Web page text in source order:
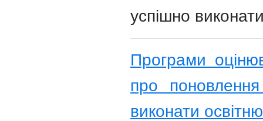
успішно
Програми
про
виконати